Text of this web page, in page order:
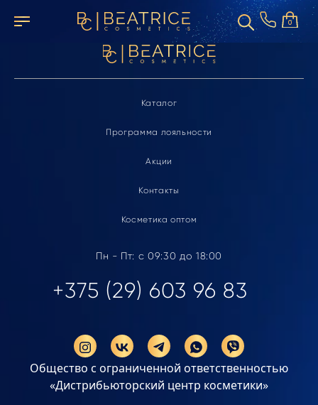
0
Элемент не найден
Каталог
Программа лояльности
Акции
Контакты
Косметика оптом
Пн - Пт: с 09:30 до 18:00
+375 (29) 603 96 83
Общество с ограниченной ответственностью
«Дистрибьюторский центр косметики»